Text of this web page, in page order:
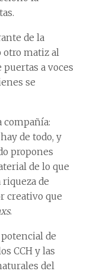
de la
otro matiz al
a voces
se
compañía:
de todo, y
propones
de lo que
riqueza de
creativo que
.
de
CCH y las
del